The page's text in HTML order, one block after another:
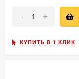
- +
КУПИТЬ В 1 КЛИК